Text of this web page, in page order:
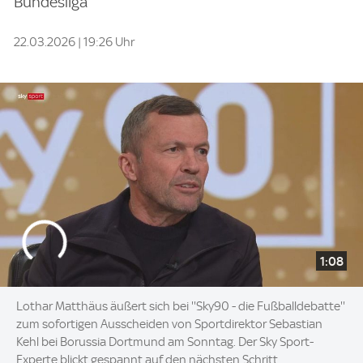
22.03.2026 | 19:26 Uhr
1:08
Lothar Matthäus äußert sich bei ''Sky90 - die Fußballdebatte''
zum sofortigen Ausscheiden von Sportdirektor Sebastian
Kehl bei Borussia Dortmund am Sonntag. Der Sky Sport-
Experte blickt gespannt auf den nächsten Schritt.